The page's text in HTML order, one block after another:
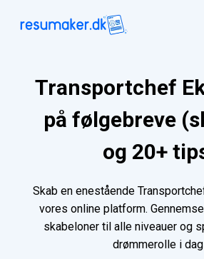
Transportchef
på følgebreve
og 20+
Skab en enestående
vores online platform.
skabeloner til alle niveauer og
drømmerolle i